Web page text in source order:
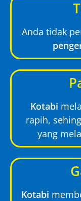
Anda tidak
Kotabi
rapih,
yang
Kotabi